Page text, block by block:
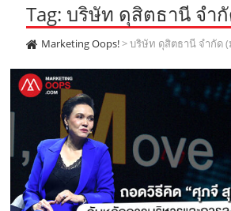
o
k
.
c
m
e
.
c
o
m
e
r
a
m
.
.
c
o
Tag: บริษัท ดุสิตธานี จำ
Marketing Oops!>บริษัท ดุสิตธานี จำกัด